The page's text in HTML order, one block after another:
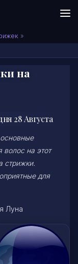
»
на
28 Августа
волос на этот
стрижки.
для
Луна